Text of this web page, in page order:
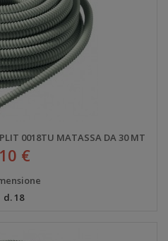
0018TU MATASSA DA 30 MT
€
d. 18